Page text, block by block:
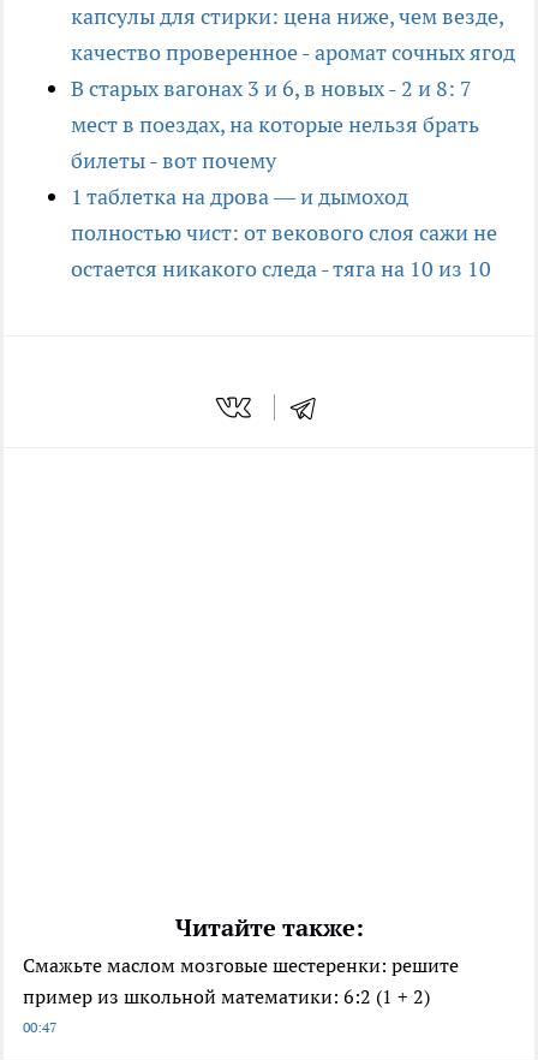
капсулы для стирки: цена ниже, чем везде,
качество проверенное - аромат сочных ягод
В старых вагонах 3 и 6, в новых - 2 и 8: 7
мест в поездах, на которые нельзя брать
билеты - вот почему
1 таблетка на дрова — и дымоход
полностью чист: от векового слоя сажи не
остается никакого следа - тяга на 10 из 10
Читайте также:
Смажьте маслом мозговые шестеренки: решите
пример из школьной математики: 6:2 (1 + 2)
00:47